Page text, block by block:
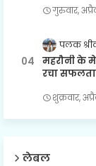
गुरुवार,
पलक
महरौनी के
रचा सफलता
शुक्रवार,
लेबल